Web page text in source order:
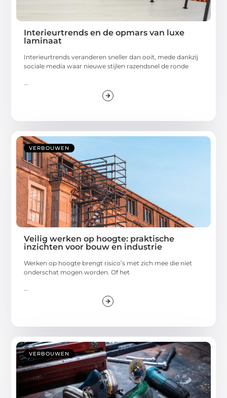
Interieurtrends en de opmars van luxe
laminaat
Interieurtrends veranderen sneller dan ooit, mede dankzij
sociale media waar nieuwe stijlen razendsnel de ronde
VERBOUWEN
Veilig werken op hoogte: praktische
inzichten voor bouw en industrie
Werken op hoogte brengt risico’s met zich mee die niet
onderschat mogen worden. Of het
...
VERBOUWEN